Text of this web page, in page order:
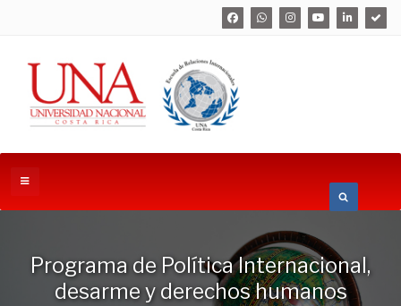
Programa de Política Internacional,
desarme y derechos humanos